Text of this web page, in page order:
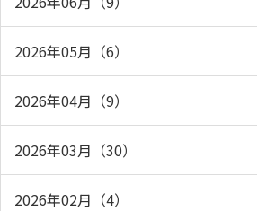
2026年05月（6）
2026年04月（9）
2026年03月（30）
2026年02月（4）